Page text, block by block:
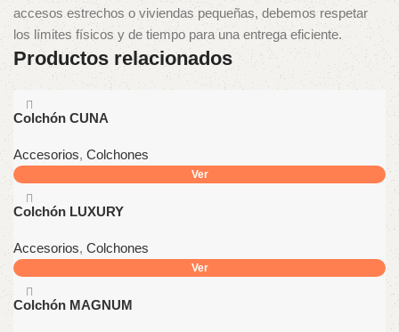
accesos estrechos o viviendas pequeñas, debemos respetar
los límites físicos y de tiempo para una entrega eficiente.
Productos relacionados
Colchón CUNA
Accesorios, Colchones
Ver
Colchón LUXURY
Accesorios, Colchones
Ver
Colchón MAGNUM